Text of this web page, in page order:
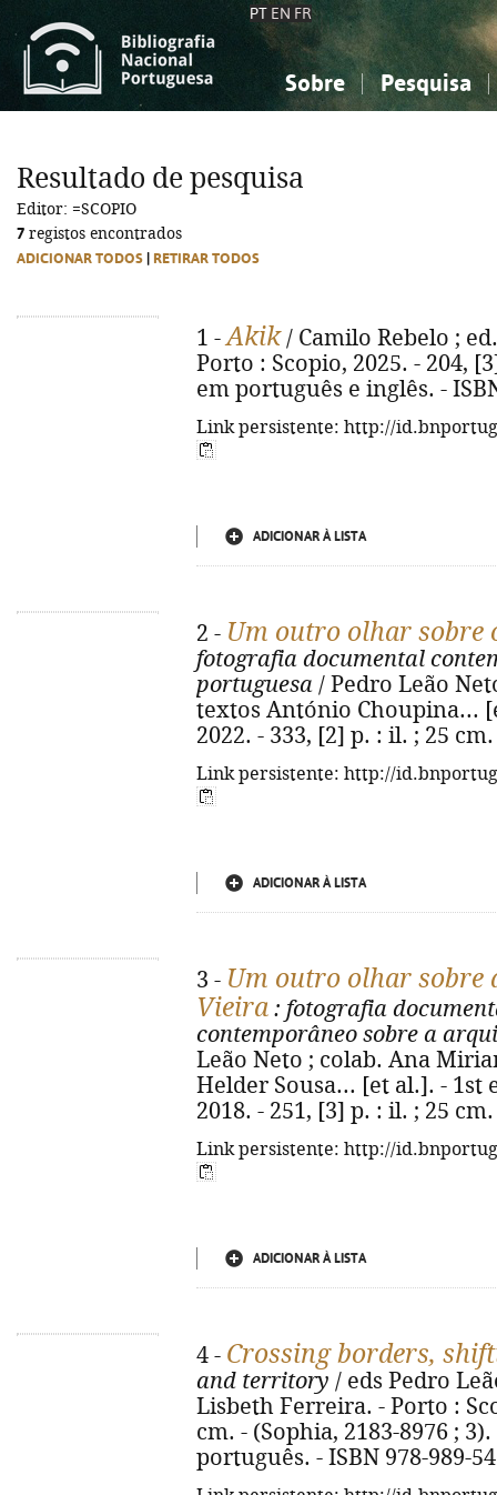
PT EN FR
Sobre Pesquisa
Ciências sociais...
Ciências sociais...
Resultado de pesquisa
Editor: =SCOPIO
7 registos encontrados
ADICIONAR TODOS RETIRAR TODOS
1 -Akik/ Camilo Rebelo ;
Porto : Scopio, 2025. - 204,
em português e inglês. -
Link persistente: http://
ADICIONAR À LISTA
2 - Um outro olhar sobre
fotografia documental
portuguesa / Pedro Leão
textos António Choupina...
2022. - 333, [2] p. : il. ; 25
Link persistente: http://
ADICIONAR À LISTA
3 - Um outro olhar sobre
Vieira : fotografia
contemporâneo sobre a
Leão Neto ; colab. Ana
Helder Sousa... [et al.]. - 1st
2018. - 251, [3] p. : il. ; 25
Link persistente: http://
ADICIONAR À LISTA
4 - Crossing borders,
and territory / eds Pedro
Lisbeth Ferreira. - Porto :
cm. - (Sophia, 2183-8976 ;
português. - ISBN 978-989-